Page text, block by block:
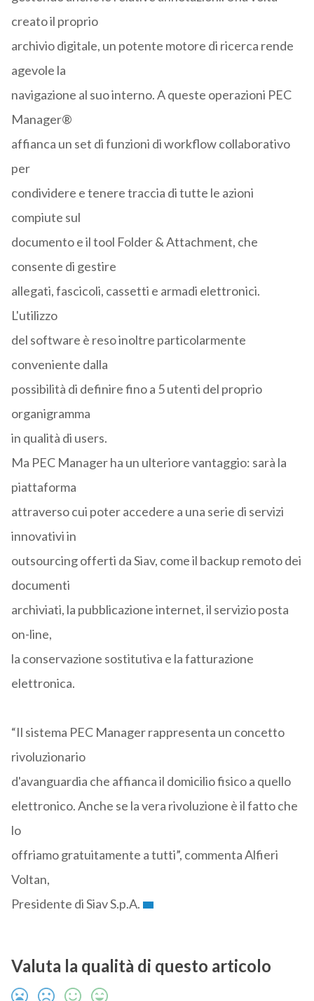
creato il proprio
archivio digitale, un potente motore di ricerca rende
agevole la
navigazione al suo interno. A queste operazioni PEC
Manager®
affianca un set di funzioni di workflow collaborativo
per
condividere e tenere traccia di tutte le azioni
compiute sul
documento e il tool Folder & Attachment, che
consente di gestire
allegati, fascicoli, cassetti e armadi elettronici.
L'utilizzo
del software è reso inoltre particolarmente
conveniente dalla
possibilità di definire fino a 5 utenti del proprio
organigramma
in qualità di users.
Ma PEC Manager ha un ulteriore vantaggio: sarà la
piattaforma
attraverso cui poter accedere a una serie di servizi
innovativi in
outsourcing offerti da Siav, come il backup remoto dei
documenti
archiviati, la pubblicazione internet, il servizio posta
on-line,
la conservazione sostitutiva e la fatturazione
elettronica.
“Il sistema PEC Manager rappresenta un concetto
rivoluzionario
d'avanguardia che affianca il domicilio fisico a quello
elettronico. Anche se la vera rivoluzione è il fatto che
lo
offriamo gratuitamente a tutti”, commenta Alfieri
Voltan,
Presidente di Siav S.p.A.
Valuta la qualità di questo articolo